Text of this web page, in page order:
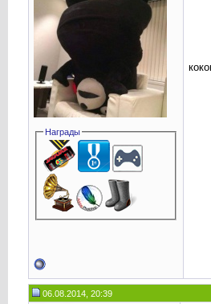
Награды
06.08.2014, 20:39